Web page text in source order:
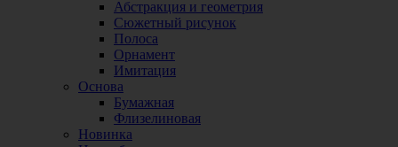
Абстракция и геометрия
Сюжетный рисунок
Полоса
Орнамент
Имитация
Основа
Бумажная
Флизелиновая
Новинка